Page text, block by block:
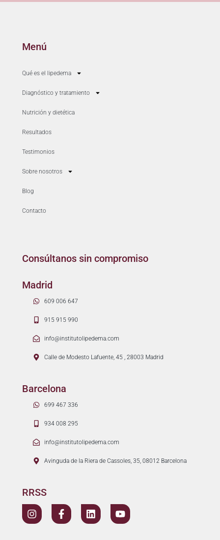
Menú
Qué es el lipedema
Diagnóstico y tratamiento
Nutrición y dietética
Resultados
Testimonios
Sobre nosotros
Blog
Contacto
Consúltanos sin compromiso
Madrid
609 006 647
915 915 990
info@institutolipedema.com
Calle de Modesto Lafuente, 45 , 28003 Madrid
Barcelona
699 467 336
934 008 295
info@institutolipedema.com
Avinguda de la Riera de Cassoles, 35, 08012 Barcelona
RRSS